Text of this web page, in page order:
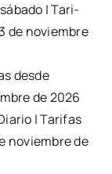
| Tari­
de noviem­bre
des­de
de 2026
| Tari­fas
noviem­bre de